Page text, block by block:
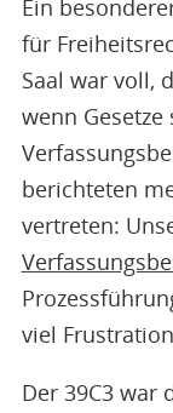
Ein
für
Saal war voll,
wenn
berichteten
vertreten:
viel
Der 39C3 war